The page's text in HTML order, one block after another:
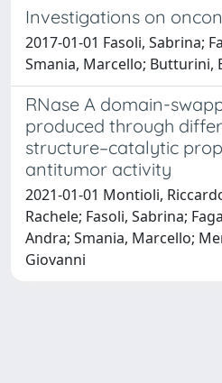
Investigations on
2017-01-01 Fasoli, Sabrina;
Smania, Marcello; Butturini,
RNase A domain-
produced through
structure–catalytic
antitumor activity
2021-01-01 Montioli,
Rachele; Fasoli, Sabrina;
Andra; Smania, Marcello;
Giovanni